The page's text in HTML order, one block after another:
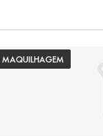
MAQUILHAGEM